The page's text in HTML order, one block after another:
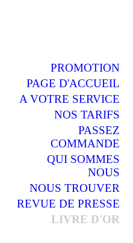
PROMOTION
PAGE D'ACCUEIL
A VOTRE SERVICE
NOS TARIFS
PASSEZ
COMMANDE
QUI SOMMES
NOUS
NOUS TROUVER
REVUE DE PRESSE
LIVRE D'OR